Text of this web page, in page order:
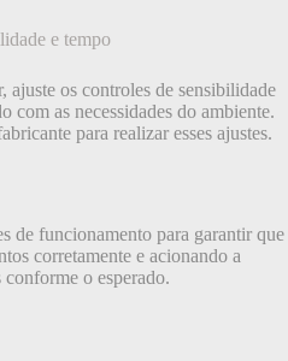
e tempo
ajuste os controles de sensibilidade
com as necessidades do ambiente.
para realizar esses ajustes.
de funcionamento para garantir que
corretamente e acionando a
o esperado.